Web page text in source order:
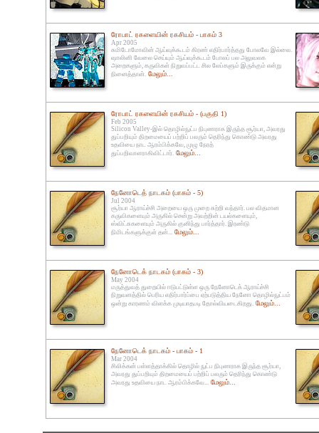
ரோபாட் ரகளையின் ரகசியம் - பாகம் 3
Apr 2005
சுமிடோமோவின் ஆய்வுக்கூடம் கிரண் எதிர்பார்த்தது போலவே இல்லை.
ஷாலினி வேலை செய்யும் ஆய்வுக்கூடம் போலப் பல அலுவலக
அறைகளும், கருவிகள் நிறுவப்பட்ட சில லேப்களும் இருக்கும் என்று
நினைத்தான். மேலும்...
ரோபாட் ரகளையின் ரகசியம் - (பகுதி 1)
Feb 2005
Silicon Valley-இல் தொழில்நுட்ப நிபுணராக இருந்த சூர்யா, அவரது
துப்பறியும் திறமையைப் பற்றிப் பலரும் தெரிந்து கொண்டு அவரது
உதவியை நாட ஆரம்பிக்கவே, முழு நேரத்
துப்பறிவாளராகிவிட்டார். மேலும்...
நேனோடெத் நாடகம் (பாகம் - 5)
Jul 2004
சூர்யா ஆராய்ச்சி அறையை ஒரு முறை சுற்றி வந்தார். பல விதமான
கருவிகளையும் அருகில் சென்று அவற்றின் டயல்களையும்,
ஸ்விட்சுகளையும் அருகில் குனிந்து பார்த்தார். இரண்டு
நிமிடங்களுக்குள் தன்... மேலும்...
நேனோடெக் நாடகம் (பாகம் - 3)
May 2004
மருத்துவத் துறையில் ஈடுபட்டுள்ள ஒரு நேனோடெக் ஆராய்ச்சி
நிறுவனத்தில் பெரிய எதிர்பார்ப்பை ஏற்படுத்திய நேனோ தொழில்நுட்பம்
ஒன்று காரணம் விளக்க முடியாதபடி தோல்வியடைகிறது. மேலும்...
நேனோடெக் நாடகம் - பாகம் - 1
Mar 2004
சிலிக்கன் பள்ளத்தாக்கில் தொழில் நுட்ப நிபுணராக இருந்த சூர்யா,
அவரது துப்பறியும் திறமையைப் பற்றிப் பலரும் தெரிந்து கொண்டு
அவரது உதவியை நாட ஆரம்பிக்கவே... மேலும்...